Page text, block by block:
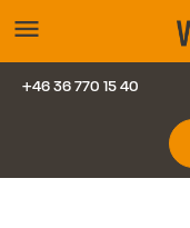
menu
Vanliga frågor
+46 36 770 15 40